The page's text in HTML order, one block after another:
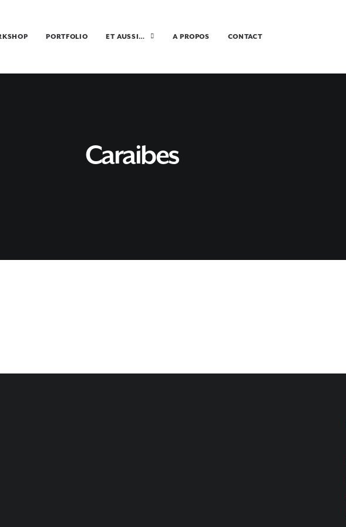
PORTFOLIO ET AUSSI… A PROPOS CONTACT
Caraibes